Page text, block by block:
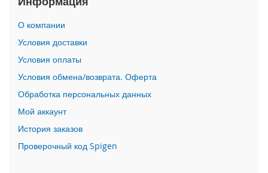
P
h
o
n
e
1
7
P
r
o
i
О компании
Условия доставки
Условия оплаты
Условия обмена/возврата. Оферта
Обработка персональных данных
Мой аккаунт
История заказов
Проверочный код Spigen